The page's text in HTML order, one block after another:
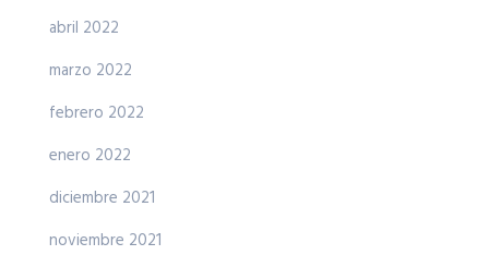
abril 2022
marzo 2022
febrero 2022
enero 2022
diciembre 2021
noviembre 2021